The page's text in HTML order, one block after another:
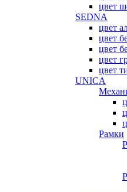
цвет
SEDNA
цвет
цвет
цвет
цвет
цвет
UNICA
Рамки